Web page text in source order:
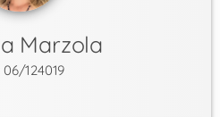
Marzola
06/124019